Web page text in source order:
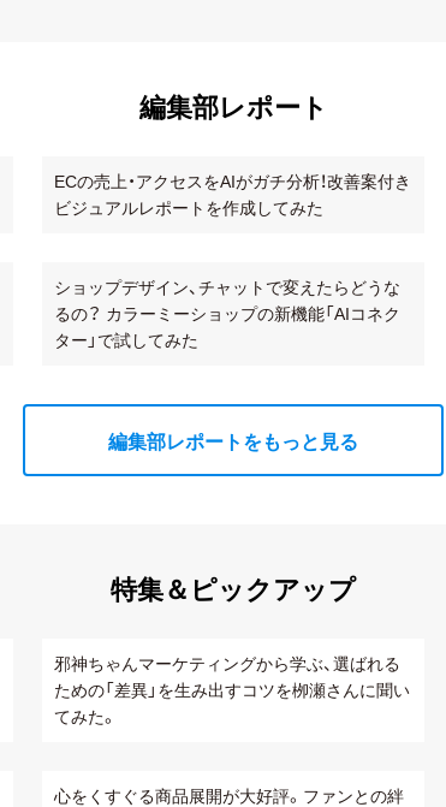
編集部レポート
ECの売上・アクセスをAIがガチ分析！改善案付き
ビジュアルレポートを作成してみた
ショップデザイン、チャットで変えたらどうな
るの？ カラーミーショップの新機能「AIコネク
ター」で試してみた
編集部レポートをもっと見る
特集＆ピックアップ
邪神ちゃんマーケティングから学ぶ、選ばれる
ための「差異」を生み出すコツを栁瀬さんに聞い
てみた。
心をくすぐる商品展開が大好評。ファンとの絆